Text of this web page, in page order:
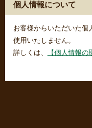
個人情報について
お客様からいただいた個
使用いたしません。
詳しくは、
【個人情報の